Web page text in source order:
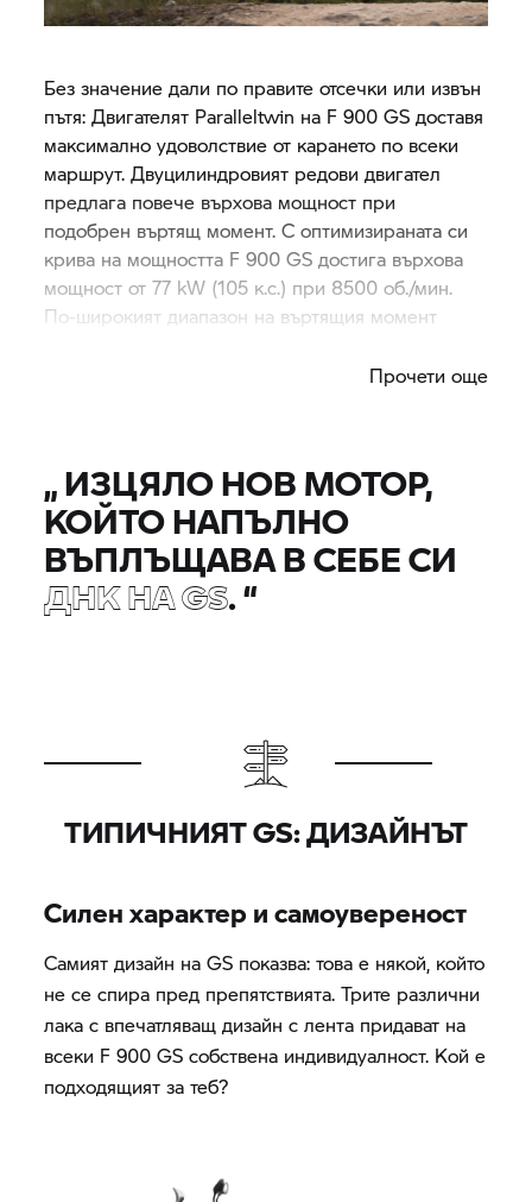
Без значение дали по правите отсечки или извън
пътя: Двигателят Paralleltwin на F 900 GS доставя
максимално удоволствие от карането по всеки
маршрут. Двуцилиндровият редови двигател
предлага повече върхова мощност при
подобрен въртящ момент. С оптимизираната си
крива на мощността F 900 GS достига върхова
мощност от 77 kW (105 к.с.) при 8500 об./мин.
По-широкият диапазон на въртящия момент
Прочети още
„ИЗЦЯЛО НОВ МОТОР,
КОЙТО НАПЪЛНО
ВЪПЛЪЩАВА В СЕБЕ СИ
ДНК НА GS.“
ТИПИЧНИЯТ GS: ДИЗАЙНЪТ
Силен характер и самоувереност
Самият дизайн на GS показва: това е някой, който
не се спира пред препятствията. Трите различни
лака с впечатляващ дизайн с лента придават на
всеки F 900 GS собствена индивидуалност. Кой е
подходящият за теб?